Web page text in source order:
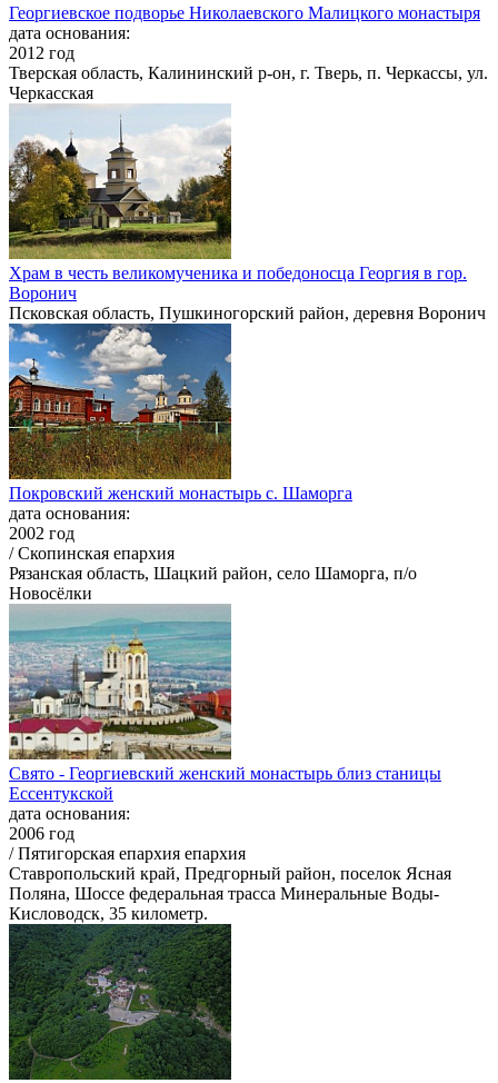
Георгиевское подворье Николаевского Малицкого монастыря
дата основания:
2012 год
Тверская область, Калининский р-он, г. Тверь, п. Черкассы, ул.
Черкасская
Храм в честь великомученика и победоносца Георгия в гор.
Воронич
Псковская область, Пушкиногорский район, деревня Воронич
Покровский женский монастырь с. Шаморга
дата основания:
2002 год
/ Скопинская епархия
Рязанская область, Шацкий район, село Шаморга, п/о
Новосёлки
Свято - Георгиевский женский монастырь близ станицы
Ессентукской
дата основания:
2006 год
/ Пятигорская епархия епархия
Ставропольский край, Предгорный район, поселок Ясная
Поляна, Шоссе федеральная трасса Минеральные Воды-
Кисловодск, 35 километр.